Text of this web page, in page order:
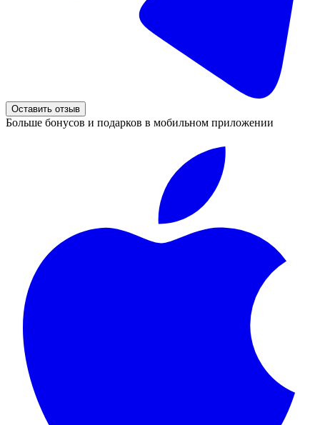
Оставить отзыв
Больше бонусов и подарков в мобильном приложении